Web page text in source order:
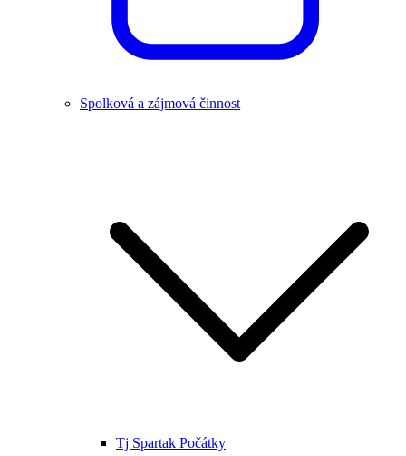
Spolková a zájmová činnost
Tj Spartak Počátky